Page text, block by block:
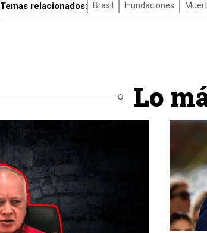
Temas relacionados: Brasil Inundaciones
Lo